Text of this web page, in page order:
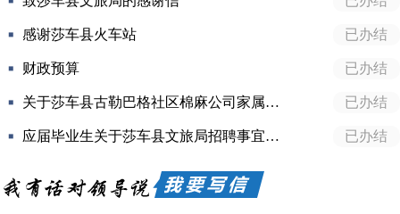
已办结
感谢莎车县火车站
已办结
财政预算
已办结
关于莎车县古勒巴格社区棉麻公司家属院部分业主在小区公共场所和公共绿化带乱搭乱建乱种植等问题。
已办结
应届毕业生关于莎车县文旅局招聘事宜的咨询